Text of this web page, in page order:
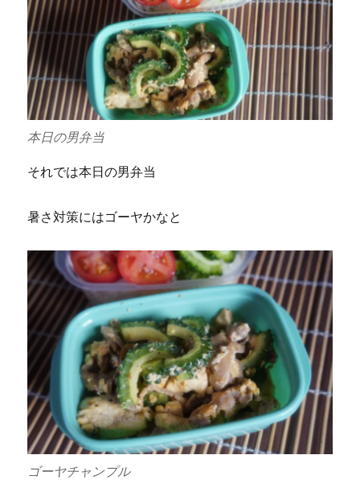
本日の男弁当
それでは本日の男弁当
暑さ対策にはゴーヤかなと
ゴーヤチャンプル